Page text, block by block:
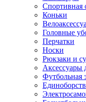
Спортивная
Коньки
Головные
Перчатки
Носки
Рюкзаки и
Аксессуары
Футбольная